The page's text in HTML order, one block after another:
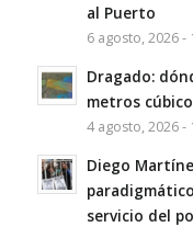
al Puerto
6 agosto, 2026 -
Dragado:
metros
4 agosto, 2026 -
Diego
servicio del